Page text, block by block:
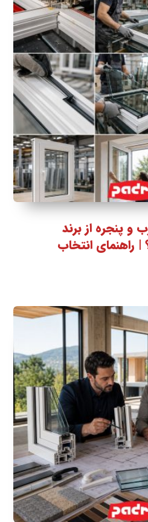
و پنجره از برند
راهنمای انتخاب